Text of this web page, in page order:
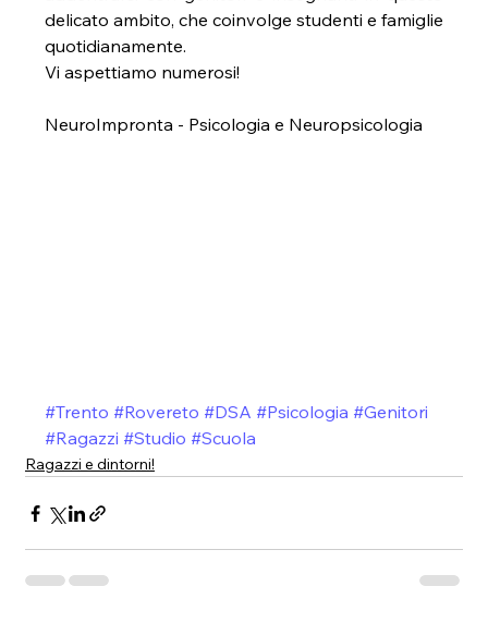
delicato ambito, che coinvolge studenti e famiglie
quotidianamente.
Vi aspettiamo numerosi!
NeuroImpronta - Psicologia e Neuropsicologia
#Trento #Rovereto #DSA #Psicologia #Genitori
#Ragazzi #Studio #Scuola
Ragazzi e dintorni!